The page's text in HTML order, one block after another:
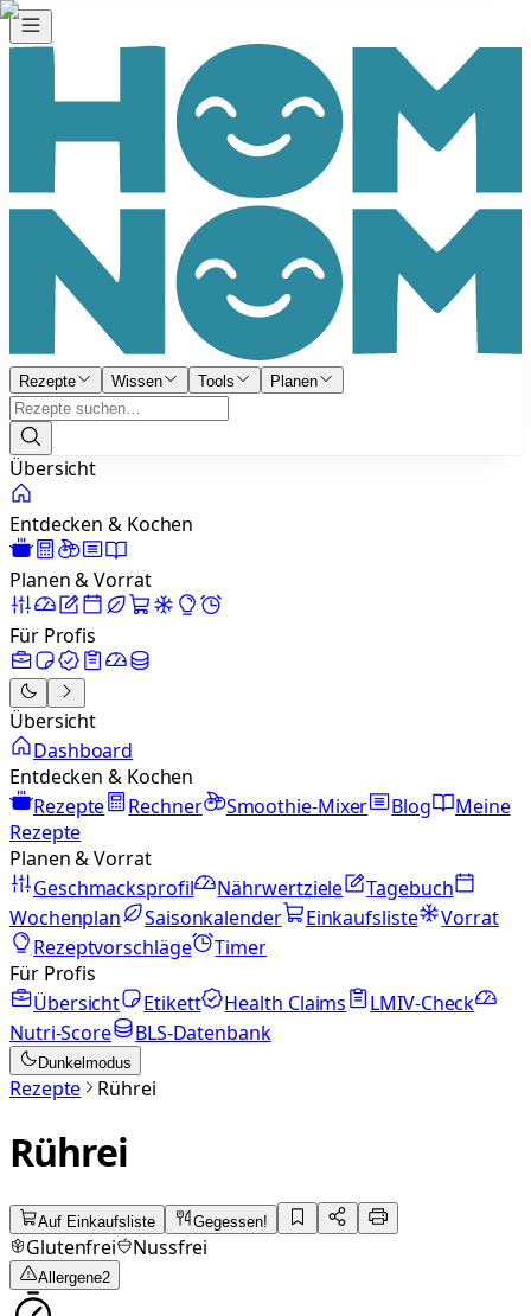
Rezepte Wissen Tools Planen
Übersicht
Entdecken & Kochen
Planen & Vorrat
Für Profis
Übersicht
Dashboard
Entdecken & Kochen
Rezepte
Rechner Smoothie-Mixer Blog
Meine
Rezepte
Planen & Vorrat
Geschmacksprofil
Nährwertziele
Tagebuch
Wochenplan
Saisonkalender Einkaufsliste
Vorrat
Rezeptvorschläge
Timer
Für Profis
Übersicht
Etikett Health Claims
LMIV-Check
Nutri-Score
BLS-Datenbank
Dunkelmodus
Rezepte Rührei
Rührei
Auf Einkaufsliste Gegessen!
Glutenfrei Nussfrei
Allergene2